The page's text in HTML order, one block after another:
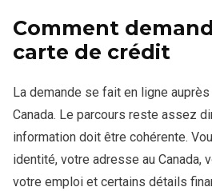
Comment
carte de crédit
La demande se fait en ligne auprès
Canada. Le parcours reste assez
information doit être cohérente.
identité, votre adresse au Canada,
votre emploi et certains détails